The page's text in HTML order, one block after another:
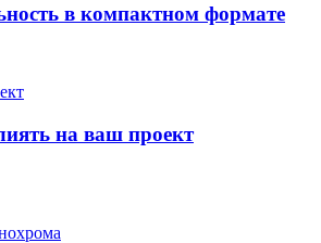
в компактном формате
на ваш проект